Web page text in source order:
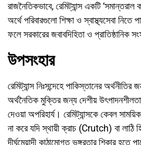
রাজনৈতিকভাবে, রেমিট্যান্স একটি ‘সমান্তরাল
অর্থে পরিবারগুলো শিক্ষা ও স্বাস্থ্যসেবা নিতে
ফলে সরকারের জবাবদিহিতা ও প্রাতিষ্ঠানিক
উপসংহার
রেমিট্যান্স নিঃসন্দেহে পাকিস্তানের
অর্থনৈতিক মুক্তির জন্য দেশীয়
দেওয়া অপরিহার্য। রেমিট্যান্সকে কেবল
না করে যদি স্থায়ী ক্রাচ (Crutch) বা লাঠি
দীর্ঘমেয়াদী কাঠামোগত ভঙ্গুরতার শিকার